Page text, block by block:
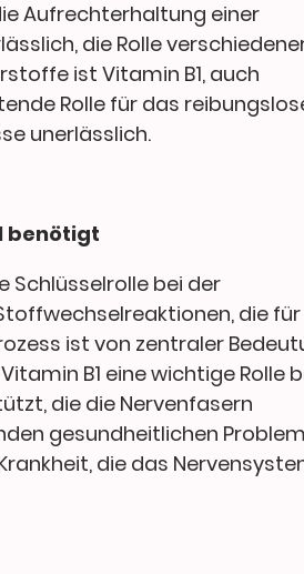
Aufrechterhaltung einer
die Rolle
ist Vitamin B1, auch
Rolle für das
unerlässlich.
benötigt
Schlüsselrolle bei der
die
ist von zentraler
B1 eine wichtige Rolle
die die Nervenfasern
gesundheitlichen
die das